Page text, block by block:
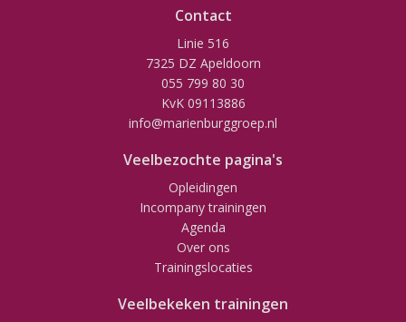
Contact
Linie 516
7325 DZ Apeldoorn
055 799 80 30
KvK 09113886
info@marienburggroep.nl
Veelbezochte pagina's
Opleidingen
Incompany trainingen
Agenda
Over ons
Trainingslocaties
Veelbekeken trainingen